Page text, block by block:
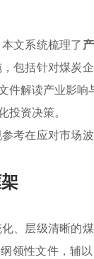
文系统梳理了
包括针对煤炭
解读产业影响
投资决策。
考在应对市场
、层级清晰的
领性文件，辅